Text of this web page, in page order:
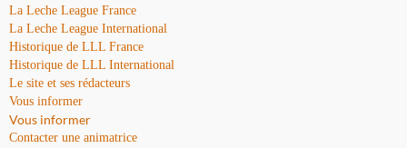
La Leche League France
La Leche League International
Historique de LLL France
Historique de LLL International
Le site et ses rédacteurs
Vous informer
Vous informer
Contacter une animatrice